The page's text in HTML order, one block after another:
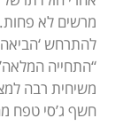
להתרחש ‘הביאה
“התחייה
משיחית רבה
חשף ג’סי טפח